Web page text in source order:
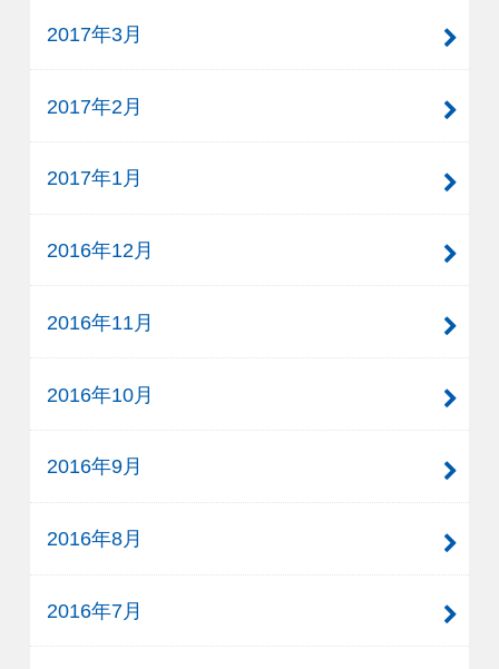
2017年3月
2017年2月
2017年1月
2016年12月
2016年11月
2016年10月
2016年9月
2016年8月
2016年7月